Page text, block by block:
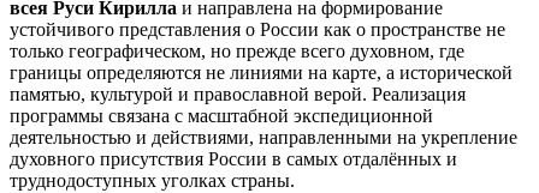
всея Руси Кирилла и направлена на формирование
устойчивого представления о России как о пространстве не
только географическом, но прежде всего духовном, где
границы определяются не линиями на карте, а исторической
памятью, культурой и православной верой. Реализация
программы связана с масштабной экспедиционной
деятельностью и действиями, направленными на укрепление
духовного присутствия России в самых отдалённых и
труднодоступных уголках страны.